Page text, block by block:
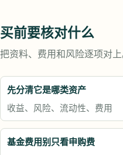
买前要核对什么
把资料、费用和风险逐项对上
先分清它是哪类资产
收益、风险、流动性、费用
基金费用别只看申购费